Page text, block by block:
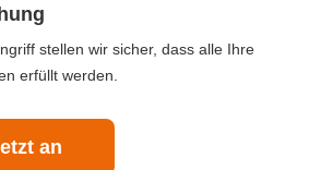
stellen wir sicher, dass alle Ihre
erfüllt werden.
an